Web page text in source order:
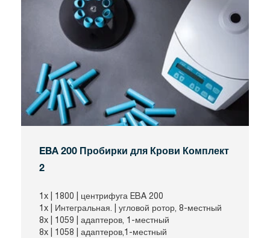
EBA 200 Пробирки для Крови Комплект
2
1x | 1800
| центрифуга EBA 200
1x | Интегральная. | угловой ротор, 8-местный
8x | 1059
| адаптеров, 1-местный
8x | 1058 | адаптеров,1-местный